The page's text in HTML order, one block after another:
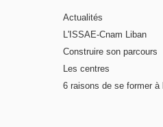
Actualités
L'ISSAE-Cnam Liban
Construire son parcours
Les centres
6 raisons de se former à